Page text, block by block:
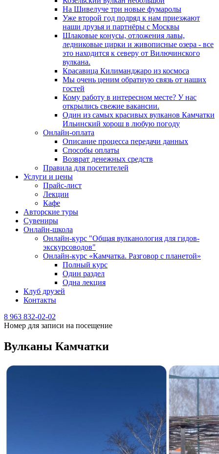
На Шивелуче три новые фумаролы
Уже второй год подряд к нам приезжают
наши друзья и партнёры с Москвы
Шлаковые конусы, отложения лавы,
ледниковые цирки и живописные озера - все
это находится к северу от Вилючинского
вулкана.
Красавица Килиманджаро из космоса
Мы очень ценим обратную связь от наших
гостей
Кому работу в интересном месте? У нас
открылись свежие вакансии.
Один из самых красивых вулканов Камчатки
Ильинский хорош в любую погоду
Онлайн-оплата
Описание процесса передачи данных
Способы оплаты
Возврат денежных средств
Правила для посетителей
Услуги и цены
Прайс-лист
Лекции
Кафе
Авторские туры
Сувениры
Онлайн-школа
Онлайн-курс "Общая вулканология для гидов-
экскурсоводов"
Онлайн-курс «Камчатка. Разговор с планетой»
Полный курс
Один раздел
Одна лекция
Клуб друзей
Контакты
8 963 832-02-02
Номер для записи на посещение
Вулканы Камчатки